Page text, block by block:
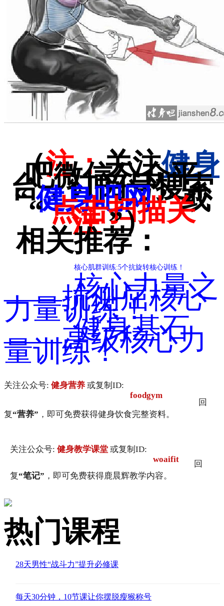
（注：关注健身
吧微信公众平
台，订阅号搜索
“健身吧网” 或
“ 点击扫描关
注 ”）
相关推荐：
核心肌群训练:5个抗旋转核心训练！
核心力量之
——抗侧屈核心
力量训练！
健身基石
——高级核心力
量训练！
关注公众号: 健身营养 或复制ID:
foodgym
回
复“营养” ，即可免费获得健身饮食完整资料。
关注公众号: 健身教学课堂 或复制ID:
woaifit
回
复“笔记” ，即可免费获得鹿晨辉教学内容。
热门课程
28天男性“战斗力”提升必修课
每天30分钟，10节课让你摆脱瘦猴称号